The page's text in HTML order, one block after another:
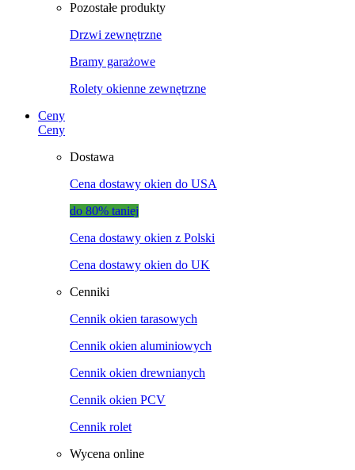
Pozostałe produkty
Drzwi zewnętrzne
Bramy garażowe
Rolety okienne zewnętrzne
Ceny
Ceny
Dostawa
Cena dostawy okien do USA
do 80% taniej
Cena dostawy okien z Polski
Cena dostawy okien do UK
Cenniki
Cennik okien tarasowych
Cennik okien aluminiowych
Cennik okien drewnianych
Cennik okien PCV
Cennik rolet
Wycena online